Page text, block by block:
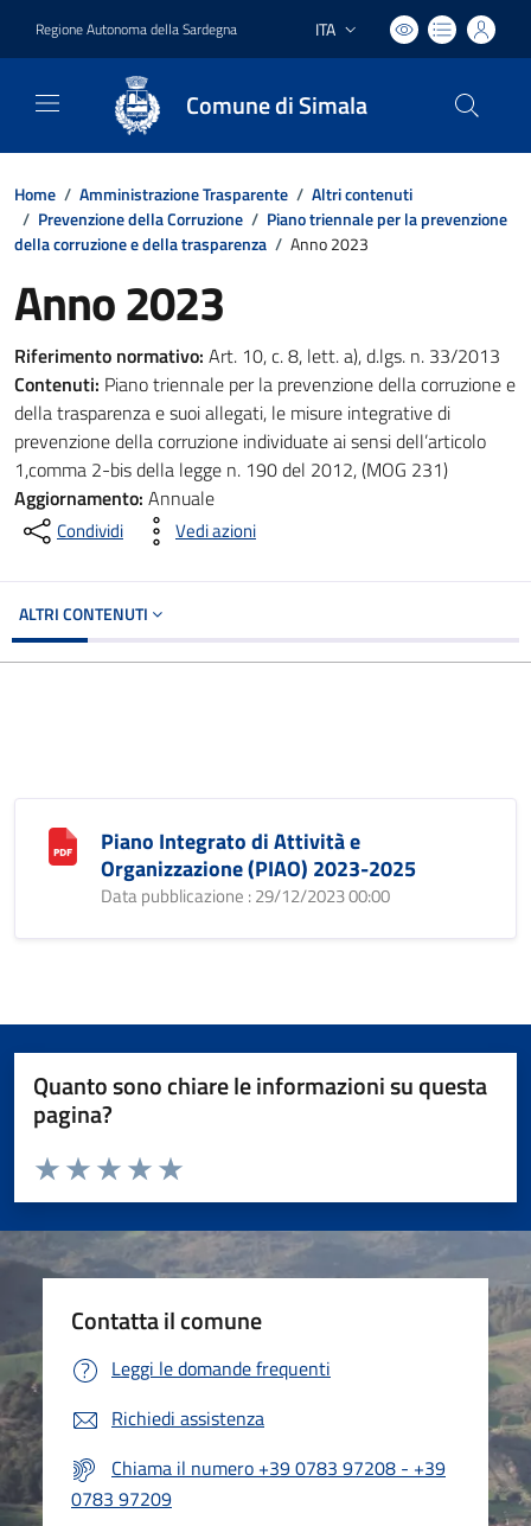
Regione Autonoma della Sardegna Lingua attiva:
ITA
Comune di Simala
Home / Amministrazione Trasparente / Altri contenuti
/ Prevenzione della Corruzione / Piano triennale per la prevenzione
della corruzione e della trasparenza / Anno 2023
Anno 2023
Riferimento normativo: Art. 10, c. 8, lett. a), d.lgs. n. 33/2013
Contenuti: Piano triennale per la prevenzione della corruzione e
della trasparenza e suoi allegati, le misure integrative di
prevenzione della corruzione individuate ai sensi dell’articolo
1,comma 2-bis della legge n. 190 del 2012, (MOG 231)
Aggiornamento: Annuale
Condividi Vedi azioni
ALTRI CONTENUTI
Piano Integrato di Attività e
Organizzazione (PIAO) 2023-2025
Data pubblicazione : 29/12/2023 00:00
Quanto sono chiare le informazioni su questa
pagina?
Valuta da 1 a 5 stelle la pagina
Valuta 5 stelle su 5
Valuta 4 stelle su 5
Valuta 3 stelle su 5
Valuta 2 stelle su 5
Valuta 1 stelle su 5
Contatta il comune
Leggi le domande frequenti
Richiedi assistenza
Chiama il numero +39 0783 97208 - +39
0783 97209